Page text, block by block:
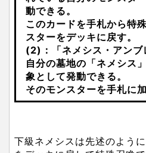
動できる。
このカードを手札から特
スターをデッキに戻す。
(2)：「ネメシス・アンブ
自分の墓地の「ネメシス
象として発動できる。
そのモンスターを手札に加
下級ネメシスは先述のよう